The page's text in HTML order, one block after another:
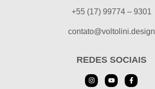
+55 (17) 99774 – 9301
contato@voltolini.design
REDES SOCIAIS